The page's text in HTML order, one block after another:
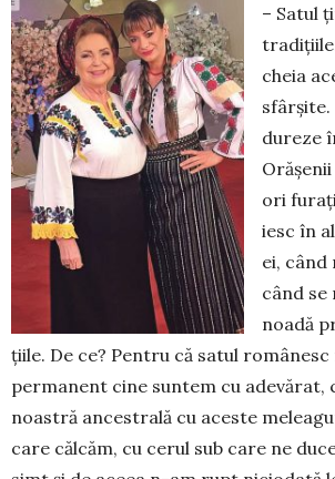
– Satul
cheia
sfâr­şite.
du­reze
ori
iesc în
ei, când
când
noa­dă
ţiile. De ce? Pentru că sa­tul
permanent cine sun­­tem cu adevă­rat,
noastră an­ces­­trală cu aceste
care călcăm, cu cerul sub care ne